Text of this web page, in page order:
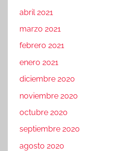
abril 2021
marzo 2021
febrero 2021
enero 2021
diciembre 2020
noviembre 2020
octubre 2020
septiembre 2020
agosto 2020